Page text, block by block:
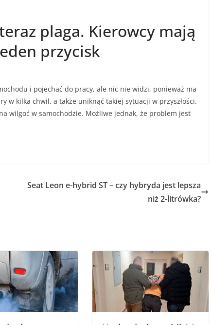
plaga. Kierowcy mają
przycisk
i pojechać do pracy, ale nic nie widzi, ponieważ ma
w kilka chwil, a także uniknąć takiej sytuacji w przyszłości.
wilgoć w samochodzie. Możliwe jednak, że problem jest
Seat Leon e-hybrid ST – czy hybryda jest lepsza
niż 2-litrówka?